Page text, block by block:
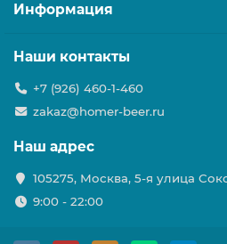
Информация
Наши контакты
+7 (926) 460-1-460
zakaz@homer-beer.ru
Наш адрес
105275, Москва, 5-я улица
9:00 - 22:00